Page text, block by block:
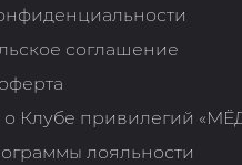
соглашение
Клубе привилегий
лояльности